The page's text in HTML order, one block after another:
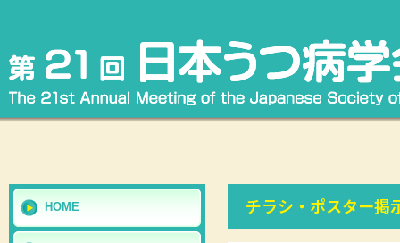
HOME チラシ・ポスター掲